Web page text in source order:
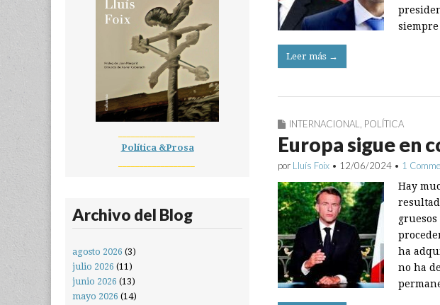
Leer más →
INTERNACIONAL POLÍTICA
Europa sigue en
por Lluís Foix • 12/06/2024 • 1
Hay
ha
no ha
Política &Prosa
Archivo del Blog
agosto 2026 (3)
julio 2026 (11)
junio 2026 (13)
mayo 2026 (14)